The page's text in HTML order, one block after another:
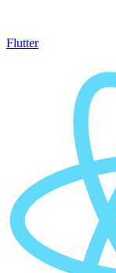
Flutter